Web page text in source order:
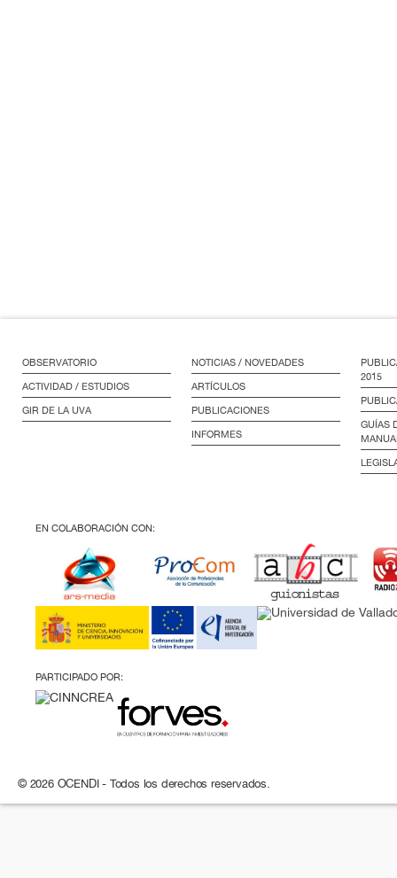
OBSERVATORIO
ACTIVIDAD / ESTUDIOS
GIR DE LA UVA
NOTICIAS / NOVEDADES
ARTÍCULOS
PUBLICACIONES
INFORMES
2015
GUÍAS
EN COLABORACIÓN CON:
PARTICIPADO POR:
© 2026 OCENDI - Todos los derechos reservados.